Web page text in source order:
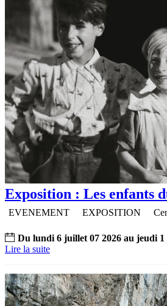
Exposition : Les enfants
EVENEMENT EXPOSITION
Du lundi 6 juillet 07 2026 au jeudi 1
Lire la suite